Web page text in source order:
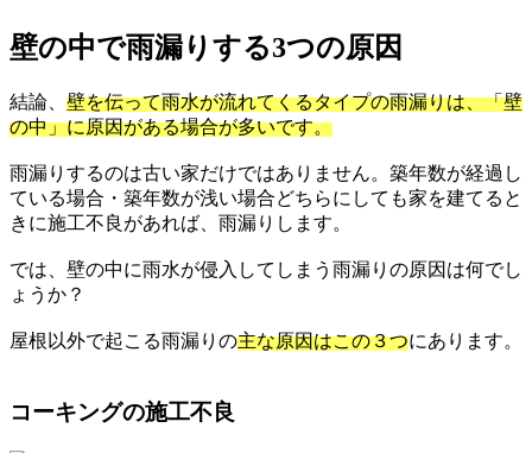
壁の中で雨漏りする3つの原因
結論、 壁を伝って雨水が流れてくるタイプの雨漏りは、「壁
の中」に原因がある場合が多いです。
雨漏りするのは古い家だけではありません。築年数が経過し
ている場合・築年数が浅い場合どちらにしても家を建てると
きに施工不良があれば、雨漏りします。
では、壁の中に雨水が侵入してしまう雨漏りの原因は何でし
ょうか？
屋根以外で起こる雨漏りの主な原因はこの３つにあります。
コーキングの施工不良